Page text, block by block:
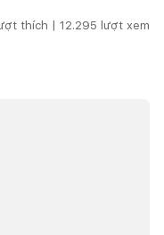
thích | 12.295 lượt xem